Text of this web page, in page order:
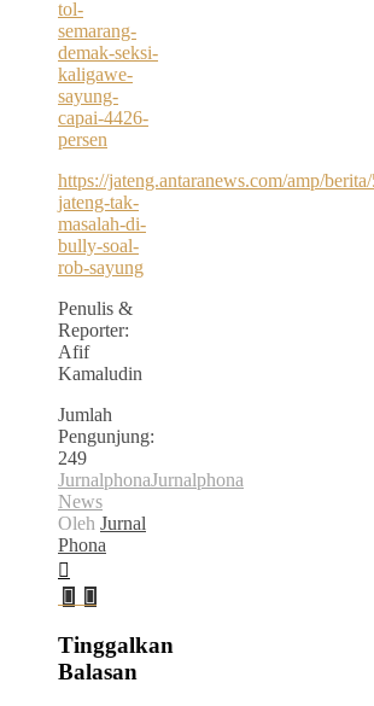
tol-
semarang-
demak-seksi-
kaligawe-
sayung-
capai-4426-
persen
https://jateng.antaranews.com/amp/
jateng-tak-
masalah-di-
bully-soal-
rob-sayung
Penulis &
Reporter:
Afif
Kamaludin
Jumlah
Pengunjung:
249
JurnalphonaJurnalphona
News
Oleh Jurnal
Phona
Tinggalkan
Balasan